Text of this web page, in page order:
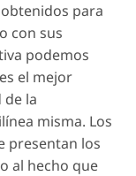
para
con sus
podemos
el mejor
de la
misma. Los
presentan los
al hecho que